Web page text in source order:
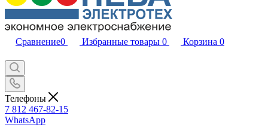
Сравнение0 Избранные товары 0 Корзина 0
Телефоны
7 812 467-82-15
WhatsApp